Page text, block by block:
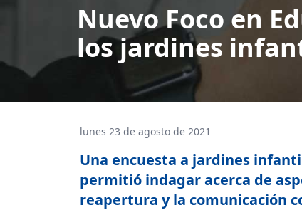
Nuevo Foco en
los jardines
lunes 23 de agosto de 2021
Una encuesta a jardines
permitió indagar acerca de
reapertura y la comunicación